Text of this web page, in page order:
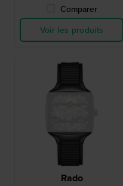
Comparer
Voir les produits
Rado